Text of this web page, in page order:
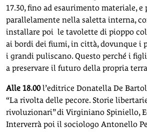
17.30, fino ad esaurimento materiale, e
parallelamente nella saletta interna,
installare poi le tavolette di pioppo
ai bordi dei fiumi, in città, dovunque i
i grandi puliscano. Questo perché i
a preservare il futuro della propria
Alle 18.00l’editrice Donatella De
“La rivolta delle pecore. Storie
rivoluzionari” di Virginiano Spiniello,
Interverrà poi il sociologo Antonello